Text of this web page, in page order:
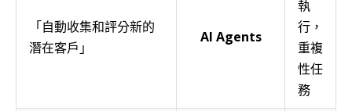
「自動收集和評分新的
潛在客戶」
AI Agents
執
行，
重複
性任
務